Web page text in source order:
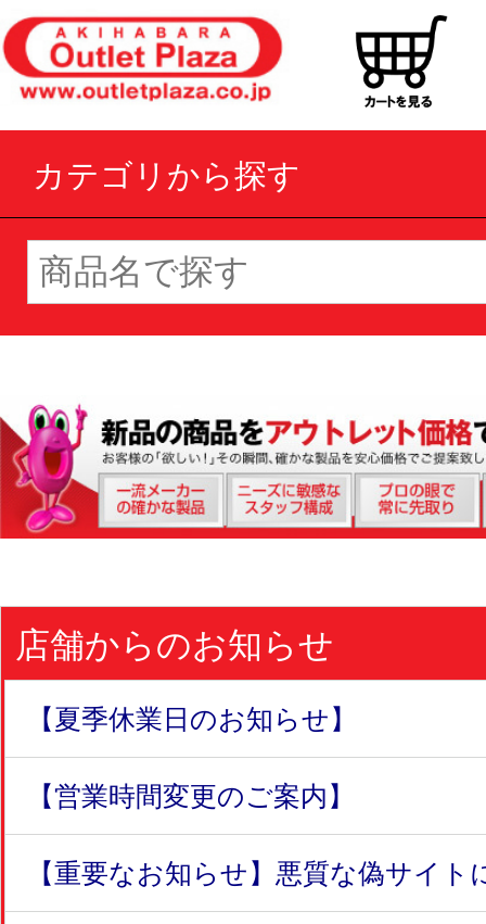
カテゴリから探す
店舗からのお知らせ
【夏季休業日のお知らせ】
【営業時間変更のご案内】
【重要なお知らせ】悪質な偽サイト